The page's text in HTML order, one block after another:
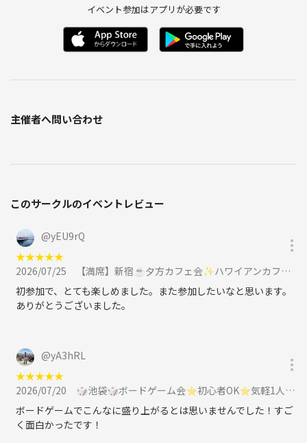
⭐️プルコギうどん
※あくまでも予定メニューです。
⭐️ Bar Ma Cachette （バー マカシェット）🍛
新大久保駅から徒歩1分✨
⭐️5/13（水）20:00-22:00（受付開始15分前から）
19:45 開場
20:10 落語開演 ※遅刻者を待たずに開演します。お早めにご来場くだ
⭐参加費💰
男女共通2800円（飲食代）＋つなげーと手数料500円
＋現地払いで3000円（落語代）＝6300円となります
イベント参加はアプリが必要です
主催者へ問い合わせ
このサークルのイベントレビュー
@yEU9rQ
★★★★★
2026/07/25
【満席】新宿☕夕方カフェ会✨ハワイアンカフェ💁‍♀️女性主催⭐女性参加も歓迎🌟に参加
初参加で、とても楽しめました。また参加したいなと思います。
ありがとうございました。
@yA3hRL
★★★★★
2026/07/20
🎲池袋🎲ボードゲーム会⭐初心者OK⭐気軽1人参加OK⭐インストできる方実質無料✨社会人サークル主催に参加
ボードゲームでこんなに盛り上がるとは思いませんでした！すご
く面白かったです！